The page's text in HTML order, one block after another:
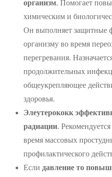
организм. Помогает
химическим и
Он выполняет защитные
организму во время
перегревания.
продолжительных
общеукрепляющее
здоровья.
Элеутерококк
радиации.
время массовых
профилактического
Если давление то